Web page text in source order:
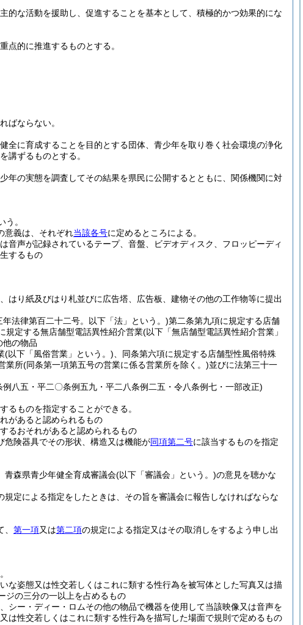
的な活動を援助し、促進することを基本として、積極的かつ効果的にな
点的に推進するものとする。
ばならない。
全に育成することを目的とする団体、青少年を取り巻く社会環境の浄化
講ずるものとする。
年の実態を調査してその結果を県民に公開するとともに、関係機関に対
。
意義は、それぞれ当該各号に定めるところによる。
声が記録されているテープ、音盤、ビデオディスク、フロッピーディ
するもの
り紙及びはり札並びに広告塔、広告板、建物その他の工作物等に提出
年法律第百二十二号。以下「法」という。)第二条第九項に規定する店舗
規定する無店舗型電話異性紹介営業(以下「無店舗型電話異性紹介営業」
他の物品
(以下「風俗営業」という。) 、同条第六項に規定する店舗型性風俗特殊
業所(同条第一項第五号の営業に係る営業所を除く。)並びに法第三十一
八五・平二〇条例五九・平二八条例二五・令八条例七・一部改正)
るものを指定することができる。
があると認められるもの
るおそれがあると認められるもの
危険器具でその形状、構造又は機能が同項第二号に該当するものを指定
青森県青少年健全育成審議会(以下「審議会」という。)の意見を聴かな
規定による指定をしたときは、その旨を審議会に報告しなければならな
第一項又は第二項の規定による指定又はその取消しをするよう申し出
な姿態又は性交若しくはこれに類する性行為を被写体とした写真又は描
ジの三分の一以上を占めるもの
シー・ディー・ロムその他の物品で機器を使用して当該映像又は音声を
は性交若しくはこれに類する性行為を描写した場面で規則で定めるもの